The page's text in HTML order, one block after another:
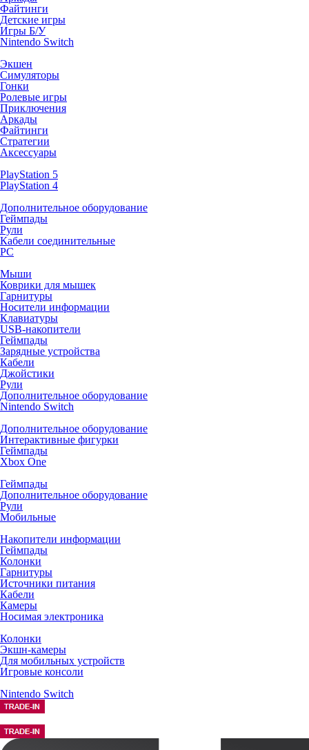
Файтинги
Детские игры
Игры Б/У
Nintendo Switch
Экшен
Симуляторы
Гонки
Ролевые игры
Приключения
Аркады
Файтинги
Стратегии
Аксессуары
PlayStation 5
PlayStation 4
Дополнительное оборудование
Геймпады
Рули
Кабели соединительные
PC
Мыши
Коврики для мышек
Гарнитуры
Носители информации
Клавиатуры
USB-накопители
Геймпады
Зарядные устройства
Кабели
Джойстики
Рули
Дополнительное оборудование
Nintendo Switch
Дополнительное оборудование
Интерактивные фигурки
Геймпады
Xbox One
Геймпады
Дополнительное оборудование
Рули
Мобильные
Накопители информации
Геймпады
Колонки
Гарнитуры
Источники питания
Кабели
Камеры
Носимая электроника
Колонки
Экшн-камеры
Для мобильных устройств
Игровые консоли
Nintendo Switch